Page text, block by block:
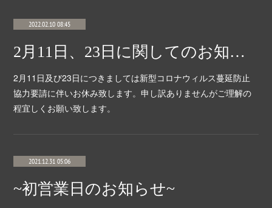
2022.02.10 08:45
2月11日、23日に関してのお知らせ
2月11日及び23日につきましては新型コロナウィルス蔓延防止
協力要請に伴いお休み致します。申し訳ありませんがご理解の
程宜しくお願い致します。
2021.12.31 05:06
~初営業日のお知らせ~